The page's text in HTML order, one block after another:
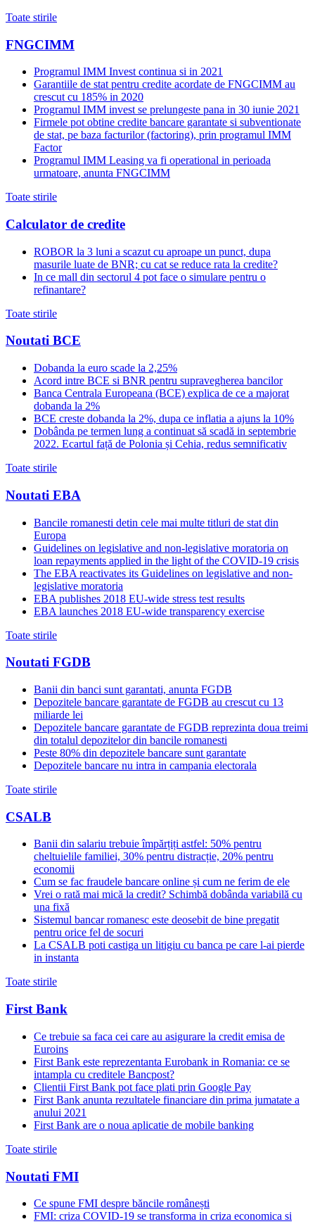
Toate stirile
FNGCIMM
Programul IMM Invest continua si in 2021
Garantiile de stat pentru credite acordate de FNGCIMM au
crescut cu 185% in 2020
Programul IMM invest se prelungeste pana in 30 iunie 2021
Firmele pot obtine credite bancare garantate si subventionate
de stat, pe baza facturilor (factoring), prin programul IMM
Factor
Programul IMM Leasing va fi operational in perioada
urmatoare, anunta FNGCIMM
Toate stirile
Calculator de credite
ROBOR la 3 luni a scazut cu aproape un punct, dupa
masurile luate de BNR; cu cat se reduce rata la credite?
In ce mall din sectorul 4 pot face o simulare pentru o
refinantare?
Toate stirile
Noutati BCE
Dobanda la euro scade la 2,25%
Acord intre BCE si BNR pentru supravegherea bancilor
Banca Centrala Europeana (BCE) explica de ce a majorat
dobanda la 2%
BCE creste dobanda la 2%, dupa ce inflatia a ajuns la 10%
Dobânda pe termen lung a continuat să scadă in septembrie
2022. Ecartul față de Polonia și Cehia, redus semnificativ
Toate stirile
Noutati EBA
Bancile romanesti detin cele mai multe titluri de stat din
Europa
Guidelines on legislative and non-legislative moratoria on
loan repayments applied in the light of the COVID-19 crisis
The EBA reactivates its Guidelines on legislative and non-
legislative moratoria
EBA publishes 2018 EU-wide stress test results
EBA launches 2018 EU-wide transparency exercise
Toate stirile
Noutati FGDB
Banii din banci sunt garantati, anunta FGDB
Depozitele bancare garantate de FGDB au crescut cu 13
miliarde lei
Depozitele bancare garantate de FGDB reprezinta doua treimi
din totalul depozitelor din bancile romanesti
Peste 80% din depozitele bancare sunt garantate
Depozitele bancare nu intra in campania electorala
Toate stirile
CSALB
Banii din salariu trebuie împărțiți astfel: 50% pentru
cheltuielile familiei, 30% pentru distracție, 20% pentru
economii
Cum se fac fraudele bancare online și cum ne ferim de ele
Vrei o rată mai mică la credit? Schimbă dobânda variabilă cu
una fixă
Sistemul bancar romanesc este deosebit de bine pregatit
pentru orice fel de socuri
La CSALB poti castiga un litigiu cu banca pe care l-ai pierde
in instanta
Toate stirile
First Bank
Ce trebuie sa faca cei care au asigurare la credit emisa de
Euroins
First Bank este reprezentanta Eurobank in Romania: ce se
intampla cu creditele Bancpost?
Clientii First Bank pot face plati prin Google Pay
First Bank anunta rezultatele financiare din prima jumatate a
anului 2021
First Bank are o noua aplicatie de mobile banking
Toate stirile
Noutati FMI
Ce spune FMI despre băncile românești
FMI: criza COVID-19 se transforma in criza economica si